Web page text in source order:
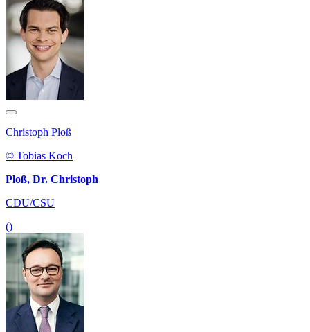
Christoph Ploß
© Tobias Koch
Ploß, Dr. Christoph
CDU/CSU
()